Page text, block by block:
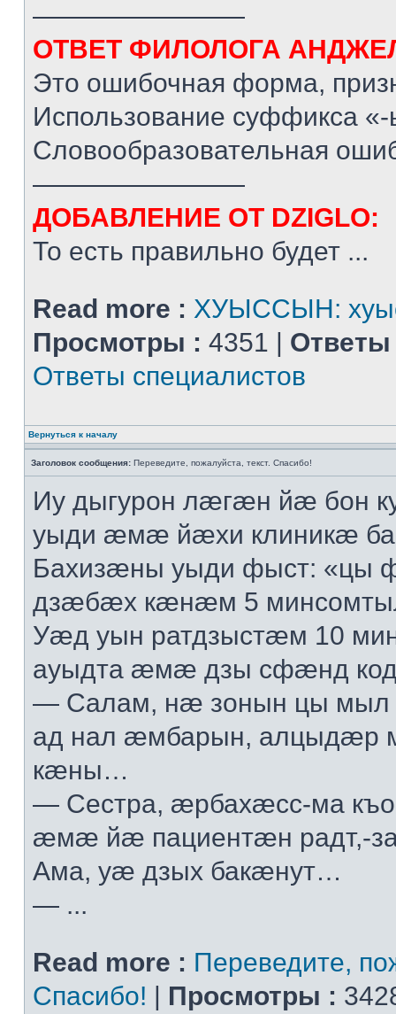
————————
ОТВЕТ ФИЛОЛОГА
Это ошибочная форма,
Использование суффикса
Словообразовательная
————————
ДОБАВЛЕНИЕ ОТ DZIGLO:
То есть правильно будет ...
Read more : ХУЫССЫН:
Просмотры : 4351 | Ответы
Ответы специалистов
Вернуться к началу
Заголовок сообщения: Переведите, пожалуйста, текст. Спасибо!
Иу дыгурон лæгæн йæ бон
уыди æмæ йæхи клиникæ
Бахизæны уыди фыст: «цы
дзæбæх кæнæм 5
Уæд уын ратдзыстæм 10
ауыдта æмæ дзы сфæнд
— Салам, нæ зонын цы
ад нал æмбарын, алцыдæр
кæны…
— Сестра, æрбахæсс-ма
æмæ йæ пациентæн радт,-
Ама, уæ дзых бакæнут…
— ...
Read more : Переведите,
Спасибо! | Просмотры :